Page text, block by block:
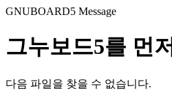
GNUBOARD5 Message
그누보드5를 먼
다음 파일을 찾을 수 없습니다.